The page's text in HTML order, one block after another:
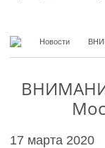
Новости
17 марта 2020